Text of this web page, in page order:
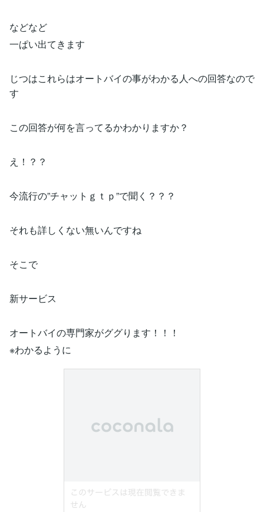
などなど
一ぱい出てきます
じつはこれらはオートバイの事がわかる人への回答なので
す
この回答が何を言ってるかわかりますか？
え！？？
今流行の”チャットｇｔｐ”で聞く？？？
それも詳しくない無いんですね
そこで
新サービス
オートバイの専門家がググります！！！
※わかるように